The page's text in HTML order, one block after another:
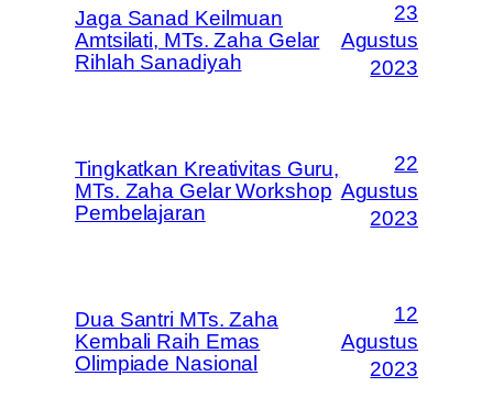
Jaga Sanad Keilmuan
Amtsilati, MTs. Zaha Gelar
Rihlah Sanadiyah
23
Agustus
2023
Tingkatkan Kreativitas Guru,
MTs. Zaha Gelar Workshop
Pembelajaran
22
Agustus
2023
Dua Santri MTs. Zaha
Kembali Raih Emas
Olimpiade Nasional
12
Agustus
2023